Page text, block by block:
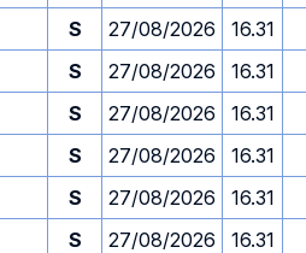
S 27/08/2026 16.31
S 27/08/2026 16.31
S 27/08/2026 16.31
S 27/08/2026 16.31
S 27/08/2026 16.31
S 27/08/2026 16.31